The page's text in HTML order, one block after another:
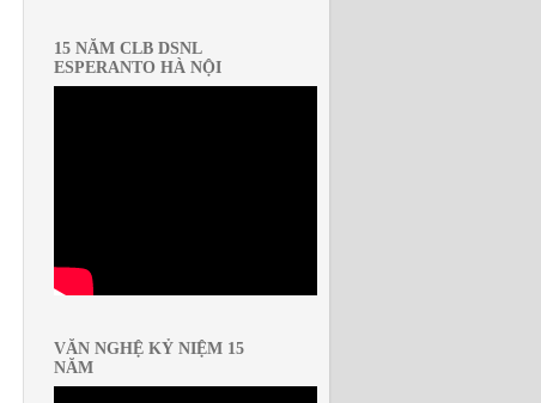
15 NĂM CLB DSNL
ESPERANTO HÀ NỘI
VĂN NGHỆ KỶ NIỆM 15
NĂM